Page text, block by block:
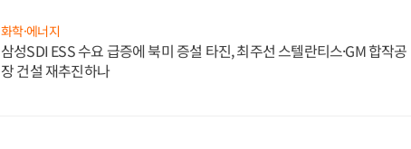
화학·에너지
삼성SDI ESS 수요 급증에 북미 증설 타진, 최주선 스텔란티스·GM 합작공
장 건설 재추진하나